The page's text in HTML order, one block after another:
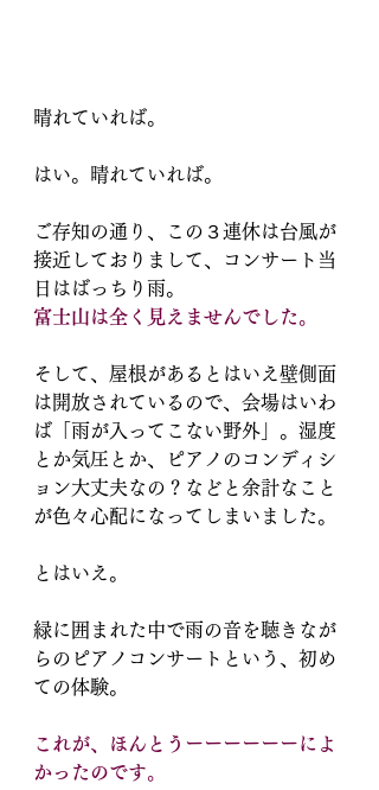
晴れていれば。
はい。晴れていれば。
ご存知の通り、この３連休は台風が
接近しておりまして、コンサート当
日はばっちり雨。
富士山は全く見えませんでした。
そして、屋根があるとはいえ壁側面
は開放されているので、会場はいわ
ば「雨が入ってこない野外」。湿度
とか気圧とか、ピアノのコンディシ
ョン大丈夫なの？などと余計なこと
が色々心配になってしまいました。
とはいえ。
緑に囲まれた中で雨の音を聴きなが
らのピアノコンサートという、初め
ての体験。
これが、ほんとうーーーーーーによ
かったのです。